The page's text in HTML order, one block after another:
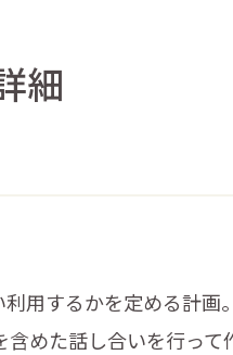
細
用するかを定める計画
めた話し合いを行っ